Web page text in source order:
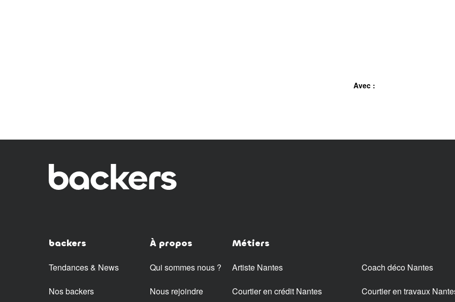
Avec :
backers
Tendances & News
Nos backers
À propos
Qui sommes nous ?
Nous rejoindre
Métiers
Artiste Nantes Coach déco Nantes
Courtier en crédit Nantes Courtier en travaux